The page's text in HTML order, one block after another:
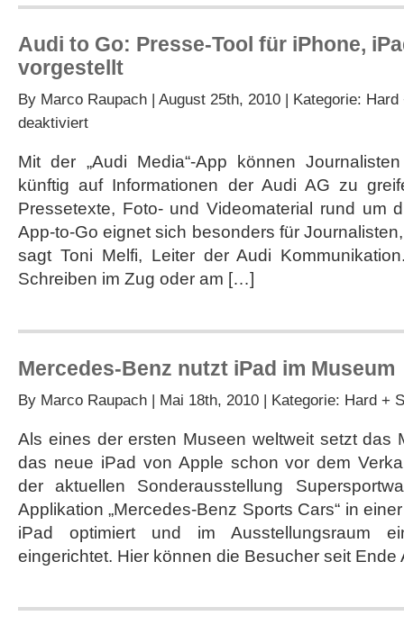
Audi to Go: Presse-Tool für iPhone,
vorgestellt
By Marco Raupach | August 25th, 2010 | Kategorie: Hard
deaktiviertfür
Go:
Presse-
für
iPhone,
iPad
und
iPod
Mit der „Audi Media“-App können
künftig auf Informationen der Audi AG zu
Pressetexte, Foto- und Videomaterial rund um
App-to-Go eignet sich besonders für
sagt Toni Melfi, Leiter der Audi
Schreiben im Zug oder am […]
Mercedes-Benz nutzt iPad im Museum
By Marco Raupach | Mai 18th, 2010 | Kategorie: Hard +
Als eines der ersten Museen weltweit setzt das
das neue iPad von Apple schon vor dem
der aktuellen Sonderausstellung
Applikation „Mercedes-Benz Sports Cars“ in
iPad optimiert und im Ausstellungsraum
eingerichtet. Hier können die Besucher seit